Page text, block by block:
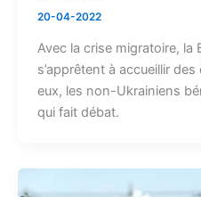
20-04-2022
Avec la crise migratoire, la
s’apprêtent à accueillir
eux, les non-Ukrainiens
qui fait débat.